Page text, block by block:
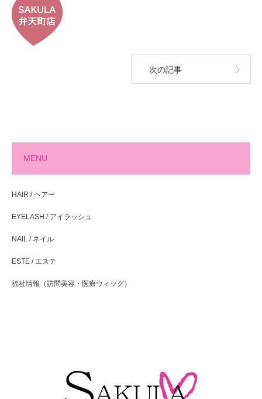
次の記事
MENU
HAIR / ヘアー
EYELASH / アイラッシュ
NAIL / ネイル
ESTE / エステ
福祉情報（訪問美容・医療ウィッグ）